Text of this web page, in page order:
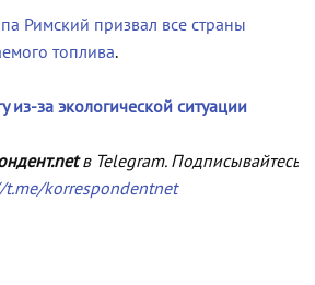
Римский призвал все страны
топлива.
из-за экологической ситуации
в Telegram. Подписывайтесь
korrespondentnet